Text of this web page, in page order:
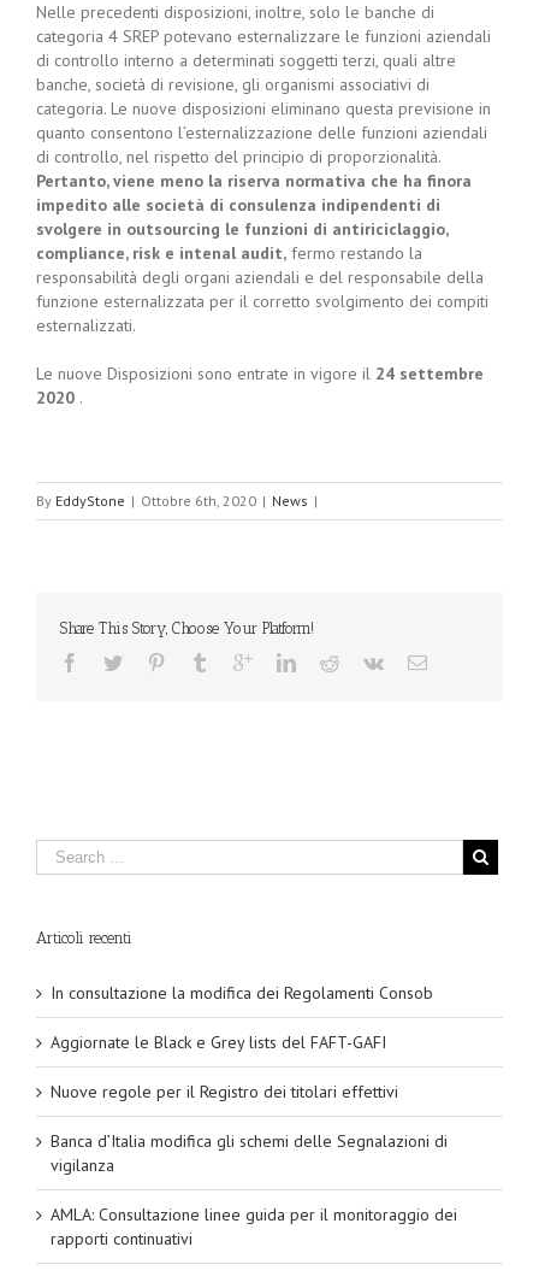
Nelle precedenti disposizioni, inoltre, solo le banche di
categoria 4 SREP potevano esternalizzare le funzioni aziendali
di controllo interno a determinati soggetti terzi, quali altre
banche, società di revisione, gli organismi associativi di
categoria. Le nuove disposizioni eliminano questa previsione in
quanto consentono l’esternalizzazione delle funzioni aziendali
di controllo, nel rispetto del principio di proporzionalità.
Pertanto, viene meno la riserva normativa che ha finora
impedito alle società di consulenza indipendenti di
svolgere in outsourcing le funzioni di antiriciclaggio,
compliance, risk e intenal audit, fermo restando la
responsabilità degli organi aziendali e del responsabile della
funzione esternalizzata per il corretto svolgimento dei compiti
esternalizzati.
Le nuove Disposizioni sono entrate in vigore il 24 settembre
2020 .
By EddyStone | Ottobre 6th, 2020 | News |
Share This Story, Choose Your Platform!
Articoli recenti
In consultazione la modifica dei Regolamenti Consob
Aggiornate le Black e Grey lists del FAFT-GAFI
Nuove regole per il Registro dei titolari effettivi
Banca d’Italia modifica gli schemi delle Segnalazioni di
vigilanza
AMLA: Consultazione linee guida per il monitoraggio dei
rapporti continuativi